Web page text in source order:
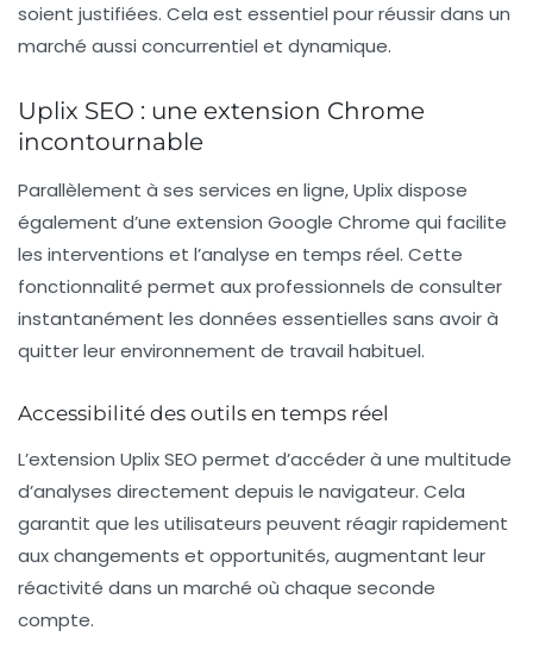
soient justifiées. Cela est essentiel pour réussir dans un
marché aussi concurrentiel et dynamique.
Uplix SEO : une extension Chrome
incontournable
Parallèlement à ses services en ligne, Uplix dispose
également d’une extension Google Chrome qui facilite
les interventions et l’analyse en temps réel. Cette
fonctionnalité permet aux professionnels de consulter
instantanément les données essentielles sans avoir à
quitter leur environnement de travail habituel.
Accessibilité des outils en temps réel
L’extension Uplix SEO permet d’accéder à une multitude
d’analyses directement depuis le navigateur. Cela
garantit que les utilisateurs peuvent réagir rapidement
aux changements et opportunités, augmentant leur
réactivité dans un marché où chaque seconde
compte.